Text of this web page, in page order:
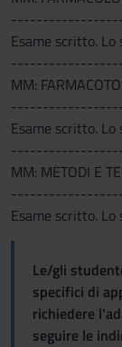
Esame scritto.
MM:
Esame scritto.
MM: METODI E
Esame scritto.
Le/gli
specifici di
richiedere
seguire le